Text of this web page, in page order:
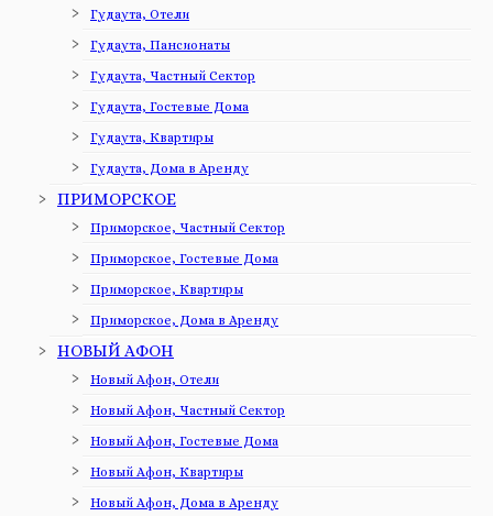
Гудаута, Отели
Гудаута, Пансионаты
Гудаута, Частный Сектор
Гудаута, Гостевые Дома
Гудаута, Квартиры
Гудаута, Дома в Аренду
ПРИМОРСКОЕ
Приморское, Частный Сектор
Приморское, Гостевые Дома
Приморское, Квартиры
Приморское, Дома в Аренду
НОВЫЙ АФОН
Новый Афон, Отели
Новый Афон, Частный Сектор
Новый Афон, Гостевые Дома
Новый Афон, Квартиры
Новый Афон, Дома в Аренду